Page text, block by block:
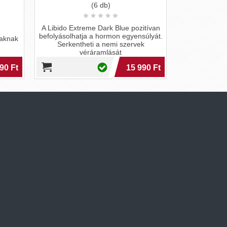
Ft
(6 db)
A Libido Extreme Dark Blue pozitívan
befolyásolhatja a hormon egyensúlyát.
Serkentheti a nemi szervek
véráramlását
15 990 Ft